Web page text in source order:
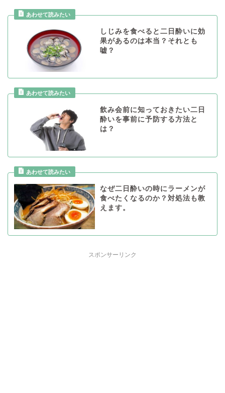
しじみを食べると二日酔いに効
果があるのは本当？それとも
嘘？
飲み会前に知っておきたい二日
酔いを事前に予防する方法と
は？
なぜ二日酔いの時にラーメンが
食べたくなるのか？対処法も教
えます。
スポンサーリンク